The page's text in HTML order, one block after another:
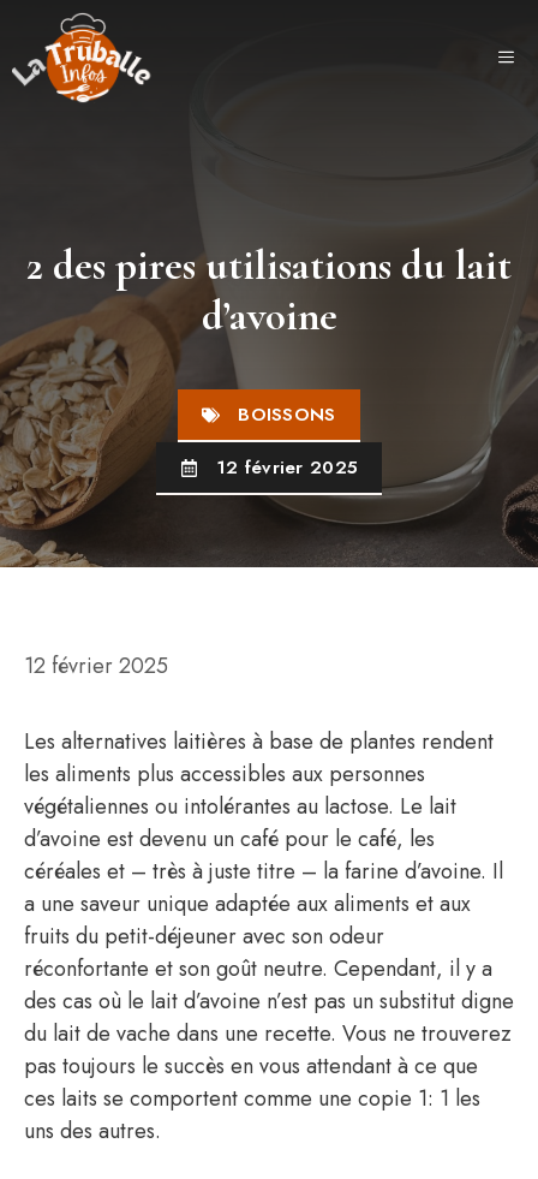
contenu
2 des pires utilisations du lait
d’avoine
BOISSONS
12 février 2025
12 février 2025
Les alternatives laitières à base de plantes rendent
les aliments plus accessibles aux personnes
végétaliennes ou intolérantes au lactose. Le lait
d’avoine est devenu un café pour le café, les
céréales et – très à juste titre – la farine d’avoine. Il
a une saveur unique adaptée aux aliments et aux
fruits du petit-déjeuner avec son odeur
réconfortante et son goût neutre. Cependant, il y a
des cas où le lait d’avoine n’est pas un substitut digne
du lait de vache dans une recette. Vous ne trouverez
pas toujours le succès en vous attendant à ce que
ces laits se comportent comme une copie 1: 1 les
uns des autres.